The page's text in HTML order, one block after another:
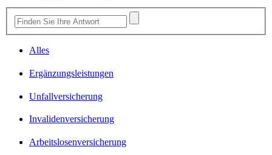
Alles
Ergänzungsleistungen
Unfallversicherung
Invalidenversicherung
Arbeitslosenversicherung